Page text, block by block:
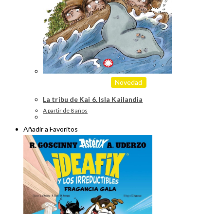
Novedad
La tribu de Kai 6. Isla Kailandia
A partir de 8 años
Añadir a Favoritos